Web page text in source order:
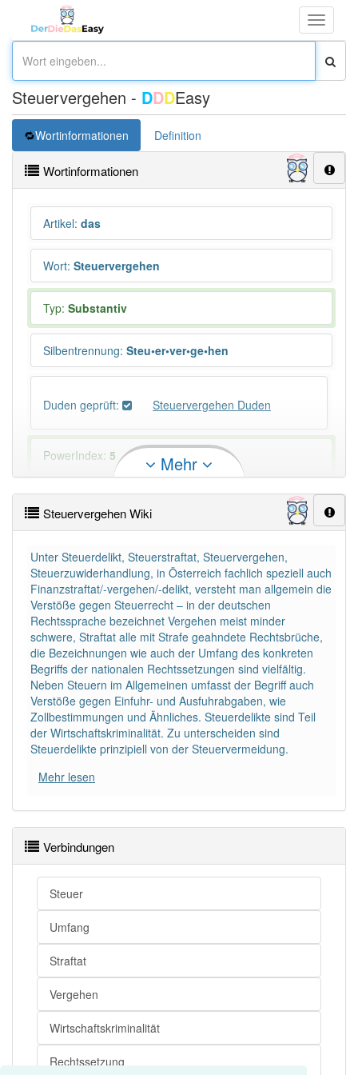
Toggle
Steuervergehen - DDDEasy
Wortinformationen Definition
Wortinformationen
Artikel: das
Wort: Steuervergehen
Typ: Substantiv
Silbentrennung: Steu•er•ver•ge•hen
Duden geprüft: Steuervergehen Duden
PowerIndex: 5
Häufigkeit: 4 von 10
Wörter mit Endung-steuervergehenaber mit einem
anderen Artikeldas: 0
Das Wort wird häufig verwendet im Bereich
Steuerwesen
84% unserer Spielapp-Nutzer haben den Artikel
korrekt erraten.
Mehr
Steuervergehen Wiki
Unter Steuerdelikt, Steuerstraftat, Steuervergehen,
Steuerzuwiderhandlung, in Österreich fachlich speziell auch
Finanzstraftat/-vergehen/-delikt, versteht man allgemein die
Verstöße gegen Steuerrecht – in der deutschen
Rechtssprache bezeichnet Vergehen meist minder
schwere, Straftat alle mit Strafe geahndete Rechtsbrüche,
die Bezeichnungen wie auch der Umfang des konkreten
Begriffs der nationalen Rechtssetzungen sind vielfältig.
Neben Steuern im Allgemeinen umfasst der Begriff auch
Verstöße gegen Einfuhr- und Ausfuhrabgaben, wie
Zollbestimmungen und Ähnliches. Steuerdelikte sind Teil
der Wirtschaftskriminalität. Zu unterscheiden sind
Steuerdelikte prinzipiell von der Steuervermeidung.
Mehr lesen
Verbindungen
Steuer
Umfang
Straftat
Vergehen
Wirtschaftskriminalität
Rechtssetzung